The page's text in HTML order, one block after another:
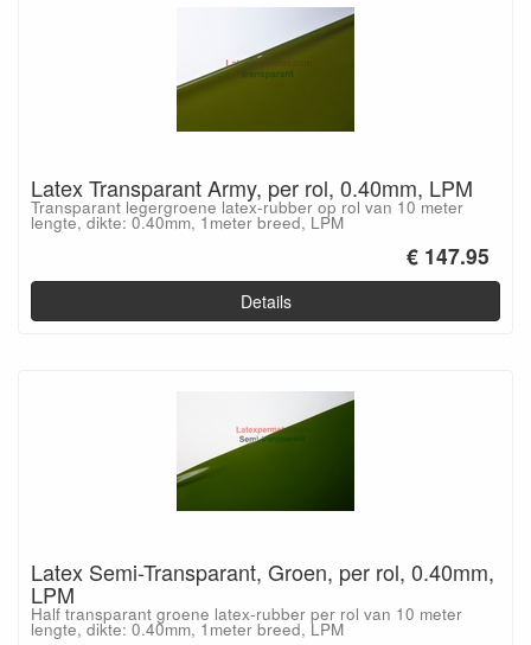
Latex Transparant Army, per rol, 0.40mm, LPM
Transparant legergroene latex-rubber op rol van 10 meter
lengte, dikte: 0.40mm, 1meter breed, LPM
€ 147.95
Details
Latex Semi-Transparant, Groen, per rol, 0.40mm,
LPM
Half transparant groene latex-rubber per rol van 10 meter
lengte, dikte: 0.40mm, 1meter breed, LPM